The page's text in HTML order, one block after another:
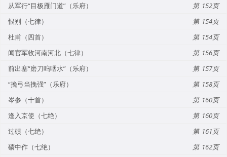
从军行“目极雁门道”（乐府）
152
恨别（七律）
154
杜甫（四首）
154
闻官军收河南河北（七律）
156
前出塞“磨刀呜咽水”（乐府）
157
“挽弓当挽强”（乐府）
158
岑参（十首）
160
逢入京使（七绝）
160
过碛（七绝）
161
碛中作（七绝）
162